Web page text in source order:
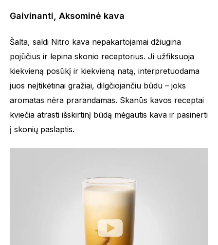
Gaivinanti, Aksominė kava
Šalta, saldi Nitro kava nepakartojamai džiugina
pojūčius ir lepina skonio receptorius. Ji užfiksuoja
kiekvieną posūkį ir kiekvieną natą, interpretuodama
juos neįtikėtinai gražiai, dilgčiojančiu būdu – joks
aromatas nėra prarandamas. Skanūs kavos receptai
kviečia atrasti išskirtinį būdą mėgautis kava ir pasinerti
į skonių paslaptis.